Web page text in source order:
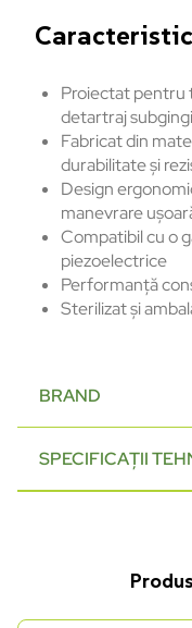
Proiectat pentru
detartraj
Fabricat din
durabilitate și
Design
manevrare
Compatibil cu o
piezoelectrice
Performanță
Sterilizat și
BRAND
SPECIFICAȚII